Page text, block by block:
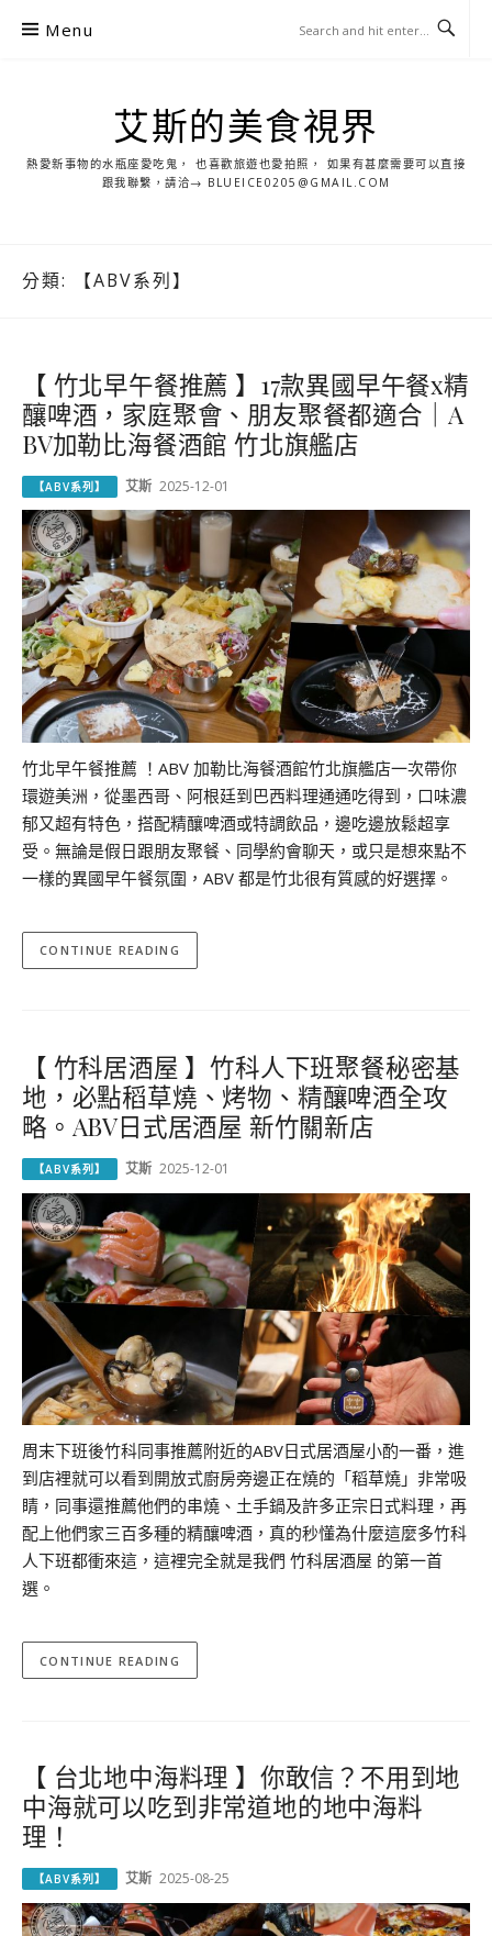
Menu
艾斯的美食視界
熱愛新事物的水瓶座愛吃鬼， 也喜歡旅遊也愛拍照， 如果有甚麼需要可以直接
跟我聯繫，請洽→ BLUEICE0205@GMAIL.COM
分類: 【ABV系列】
【 竹北早午餐推薦 】17款異國早午餐x精
釀啤酒，家庭聚會、朋友聚餐都適合｜A
BV加勒比海餐酒館 竹北旗艦店
【ABV系列】 艾斯 2025-12-01
竹北早午餐推薦 ！ABV 加勒比海餐酒館竹北旗艦店一次帶你
環遊美洲，從墨西哥、阿根廷到巴西料理通通吃得到，口味濃
郁又超有特色，搭配精釀啤酒或特調飲品，邊吃邊放鬆超享
受。無論是假日跟朋友聚餐、同學約會聊天，或只是想來點不
一樣的異國早午餐氛圍，ABV 都是竹北很有質感的好選擇。
CONTINUE READING
【 竹科居酒屋 】竹科人下班聚餐秘密基
地，必點稻草燒、烤物、精釀啤酒全攻
略。ABV日式居酒屋 新竹關新店
【ABV系列】 艾斯 2025-12-01
周末下班後竹科同事推薦附近的ABV日式居酒屋小酌一番，進
到店裡就可以看到開放式廚房旁邊正在燒的「稻草燒」非常吸
睛，同事還推薦他們的串燒、土手鍋及許多正宗日式料理，再
配上他們家三百多種的精釀啤酒，真的秒懂為什麼這麼多竹科
人下班都衝來這，這裡完全就是我們 竹科居酒屋 的第一首
選。
CONTINUE READING
【 台北地中海料理 】你敢信？不用到地
中海就可以吃到非常道地的地中海料
理！
【ABV系列】 艾斯 2025-08-25